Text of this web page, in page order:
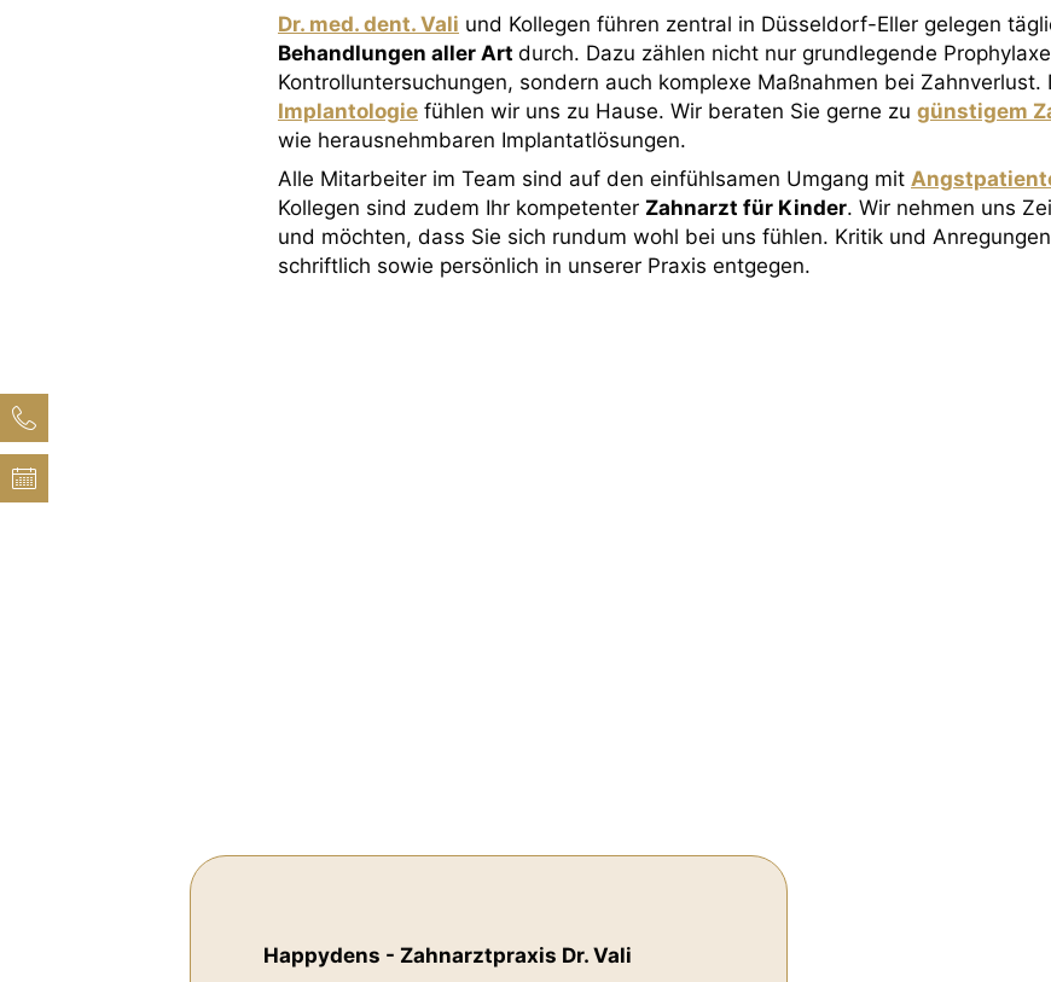
Dr. med. dent. Vali und Kollegen führen zentral in Düsseldorf-Eller gelegen
Behandlungen aller Art durch. Dazu zählen nicht nur grundlegende
Kontrolluntersuchungen, sondern auch komplexe Maßnahmen bei Zahnverlust.
Implantologie fühlen wir uns zu Hause. Wir beraten Sie gerne zu günstigem
wie herausnehmbaren Implantatlösungen.
Alle Mitarbeiter im Team sind auf den einfühlsamen Umgang mit
Kollegen sind zudem Ihr kompetenter Zahnarzt für Kinder. Wir nehmen uns
und möchten, dass Sie sich rundum wohl bei uns fühlen. Kritik und
schriftlich sowie persönlich in unserer Praxis entgegen.
Happydens - Zahnarztpraxis Dr. Vali